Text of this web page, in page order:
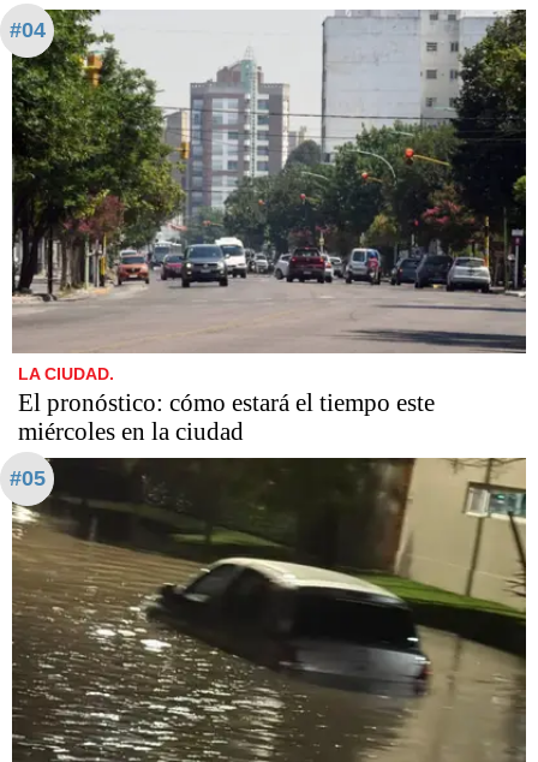
#04
LA CIUDAD.
El pronóstico: cómo estará el tiempo este
miércoles en la ciudad
#05